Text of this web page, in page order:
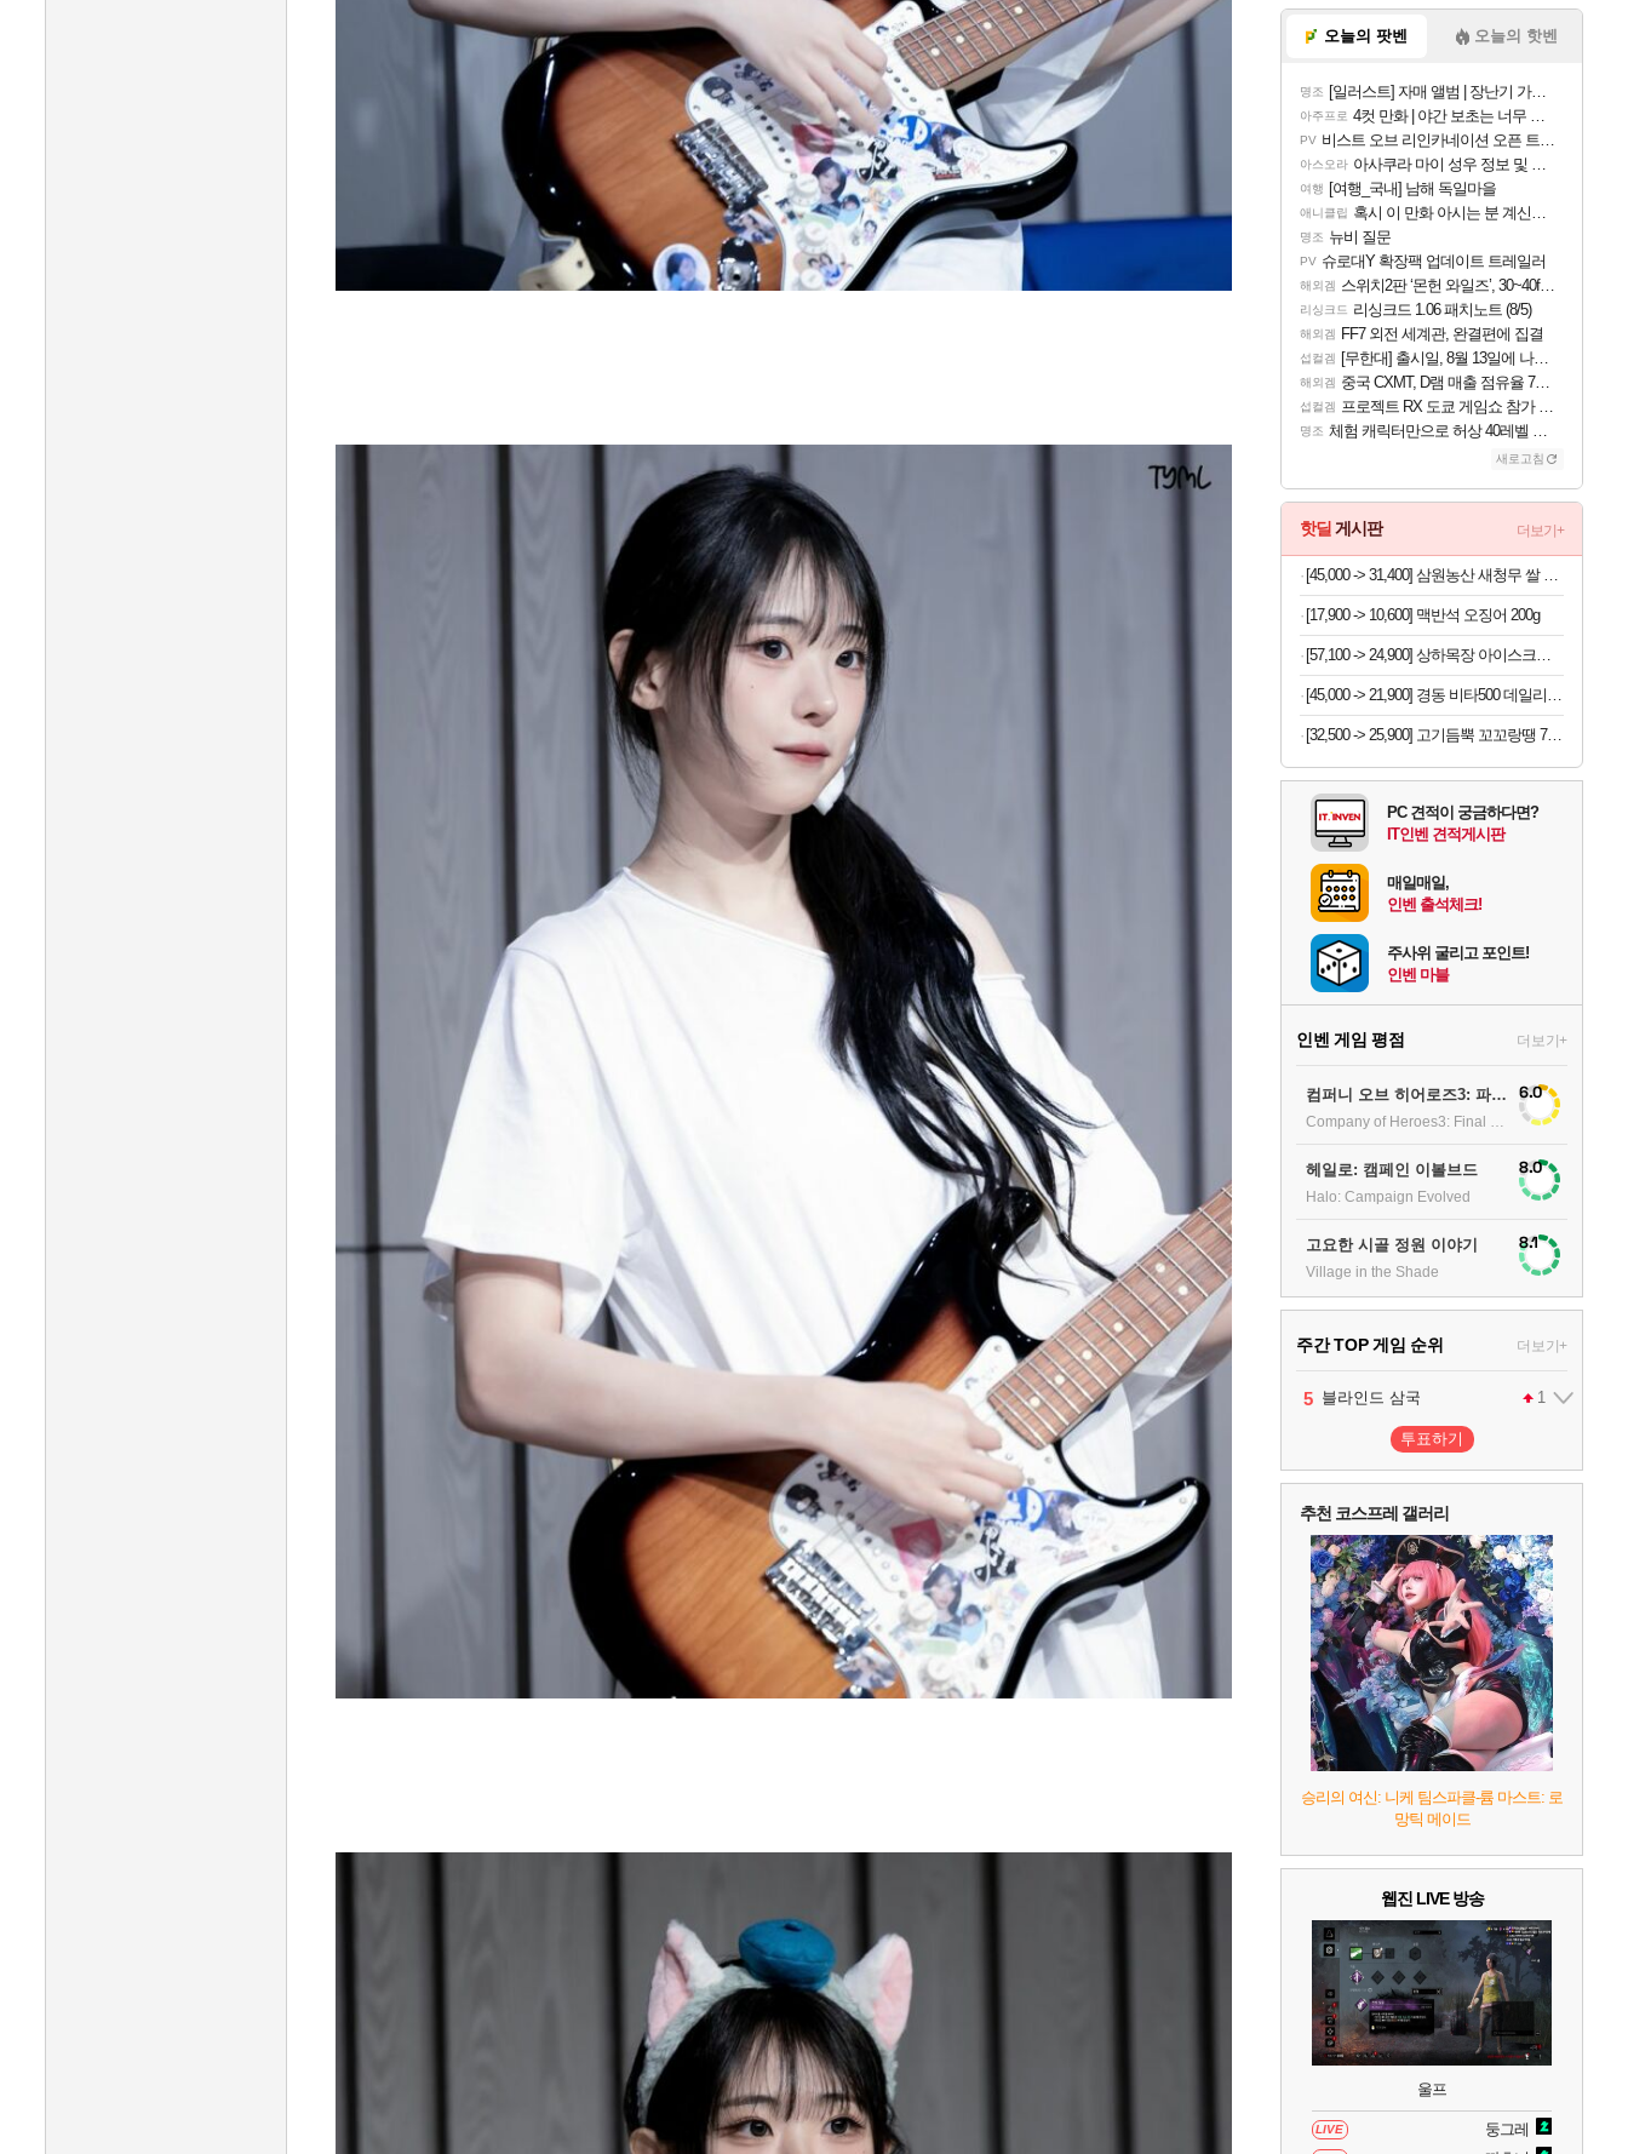
오늘의 팟벤 오늘의 핫벤
명조 [일러스트] 자매 앨범 | 장난기 가득한 오후의 공원 (리메이크판)
아주프로 4컷 만화 | 야간 보초는 너무 힘들어
PV 비스트 오브 리인카네이션 오픈 트레일러
아스오라 아사쿠라 마이 성우 정보 및 주요 필모
여행 [여행_국내] 남해 독일마을
애니클립 혹시 이 만화 아시는 분 계신가요
명조 뉴비 질문
PV 슈로대Y 확장팩 업데이트 트레일러
해외겜 스위치2판 ‘몬헌 와일즈’, 30~40fps 목표 추정
리싱크드 리싱크드 1.06 패치노트 (8/5)
해외겜 FF7 외전 세계관, 완결편에 집결
섭컬겜 [무한대] 출시일, 8월 13일에 나오나
해외겜 중국 CXMT, D램 매출 점유율 7%…글로벌 4위로 부상
섭컬겜 프로젝트 RX 도쿄 게임쇼 참가 결정
명조 체험 캐릭터만으로 허상 40레벨 하이와티아 5분 컷!｜에이메스·린네·모니에 명함
새로고침
핫딜 게시판 더보기+
[45,000 -> 31,400] 삼원농산 새청무 쌀 상등급 10kg
[17,900 -> 10,600] 맥반석 오징어 200g
[57,100 -> 24,900] 상하목장 아이스크림 8개 (초코+프로즌그릭요거트+바이오요거트파르페)
[45,000 -> 21,900] 경동 비타500 데일리스틱 180포
[32,500 -> 25,900] 고기듬뿍 꼬꼬랑땡 700g x 3개
PC 견적이 궁금하다면?
IT인벤 견적게시판
매일매일,
인벤 출석체크!
주사위 굴리고 포인트!
인벤 마블
인벤 게임 평점 더보기+
컴퍼니 오브 히어로즈3: 파이널 스탠드 6.0
헤일로: 캠페인 이볼브드
Halo: Campaign Evolved
8.0
고요한 시골 정원 이야기
Village in the Shade
8.1
주간 TOP 게임 순위 더보기+
1 팰월드
2 1
3 프로야구스피리츠2026 2
4 드래곤소드 : 어웨이크닝 2
5 블라인드 삼국 1
6 그랑블루 판타지 리링크 - 엔드리스 라그나로크 1
7 리듬 천국 미라클 스타즈 2
8 헤일로: 캠페인 이볼브드 2
9 캡틴 츠바사 2 월드 파이터즈
10 레고 배트맨: 레거시 오브 더 다크 나이트
투표하기
추천 코스프레 갤러리
승리의 여신: 니케 팀스파클-륨 마스트: 로
망틱 메이드
웹진 LIVE 방송
울프
LIVE 둥그레